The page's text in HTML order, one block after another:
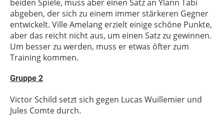
beiden Spiele, muss aber einen Satz an Ylann Tabi
abgeben, der sich zu einem immer stärkeren Gegner
entwickelt. Ville Amelang erzielt einige schöne Punkte,
aber das reicht nicht aus, um einen Satz zu gewinnen.
Um besser zu werden, muss er etwas öfter zum
Training kommen.
Gruppe 2
Victor Schild setzt sich gegen Lucas Wuillemier und
Jules Comte durch.